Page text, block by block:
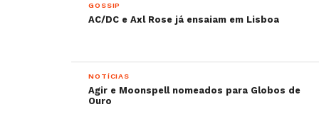
GOSSIP
AC/DC e Axl Rose já ensaiam em Lisboa
NOTÍCIAS
Agir e Moonspell nomeados para Globos de
Ouro